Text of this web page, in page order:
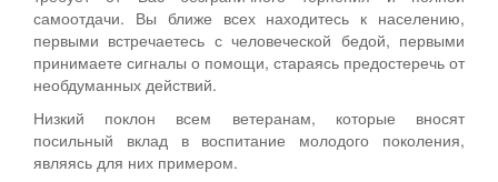
самоотдачи. Вы ближе всех находитесь к населению,
первыми встречаетесь с человеческой бедой, первыми
принимаете сигналы о помощи, стараясь предостеречь от
необдуманных действий.
Низкий поклон всем ветеранам, которые вносят
посильный вклад в воспитание молодого поколения,
являясь для них примером.